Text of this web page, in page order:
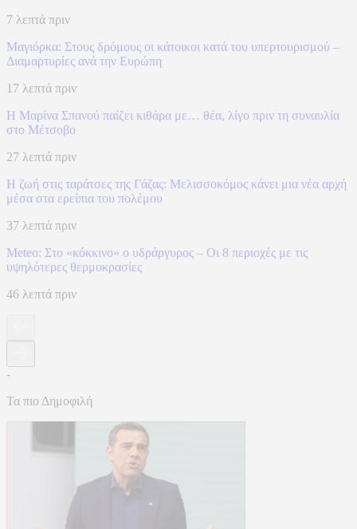
7 λεπτά πριν
Μαγιόρκα: Στους δρόμους οι κάτοικοι κατά του υπερτουρισμού –
Διαμαρτυρίες ανά την Ευρώπη
17 λεπτά πριν
Η Μαρίνα Σπανού παίζει κιθάρα με… θέα, λίγο πριν τη συναυλία
στο Μέτσοβο
27 λεπτά πριν
Η ζωή στις ταράτσες της Γάζας: Μελισσοκόμος κάνει μια νέα αρχή
μέσα στα ερείπια του πολέμου
37 λεπτά πριν
Meteo: Στο «κόκκινο» ο υδράργυρος – Οι 8 περιοχές με τις
υψηλότερες θερμοκρασίες
46 λεπτά πριν
-
Τα πιο Δημοφιλή